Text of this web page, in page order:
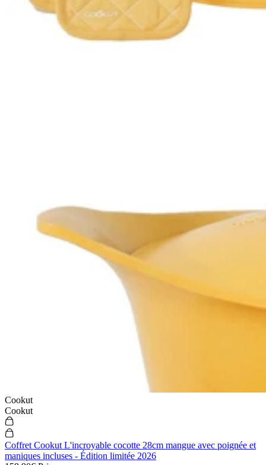
Cookut
Cookut
Coffret Cookut L'incroyable cocotte 28cm mangue avec poignée et
maniques incluses - Édition limitée 2026